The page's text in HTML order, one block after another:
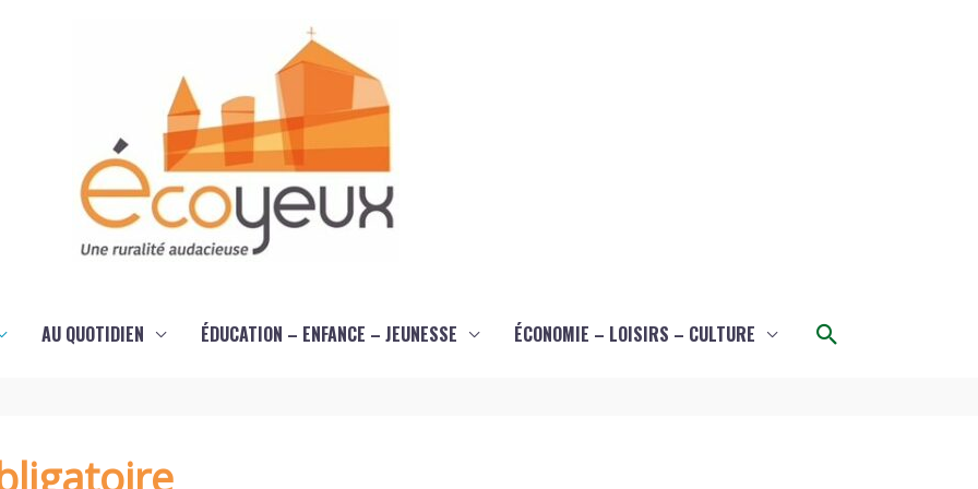
AU QUOTIDIEN ÉDUCATION – ENFANCE – JEUNESSE ÉCONOMIE – LOISIRS – CULTURE Rechercher